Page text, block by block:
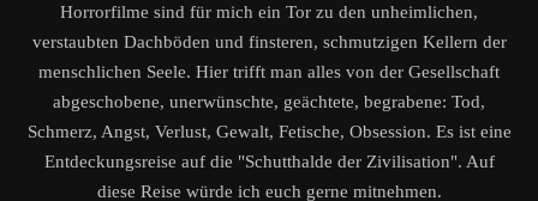
Horrorfilme sind für mich ein Tor zu den unheimlichen,
verstaubten Dachböden und finsteren, schmutzigen Kellern der
menschlichen Seele. Hier trifft man alles von der Gesellschaft
abgeschobene, unerwünschte, geächtete, begrabene: Tod,
Schmerz, Angst, Verlust, Gewalt, Fetische, Obsession. Es ist eine
Entdeckungsreise auf die "Schutthalde der Zivilisation". Auf
diese Reise würde ich euch gerne mitnehmen.